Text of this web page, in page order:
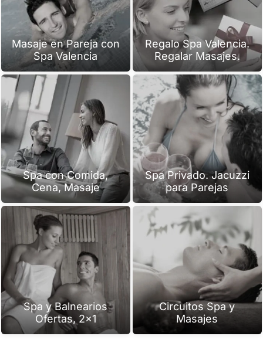
Masaje en Pareja con
Spa Valencia
Regalo Spa Valencia.
Regalar Masajes.
Spa con Comida,
Cena, Masaje
Spa Privado. Jacuzzi
para Parejas
Spa y Balnearios
Ofertas, 2x1
Circuitos Spa y
Masajes